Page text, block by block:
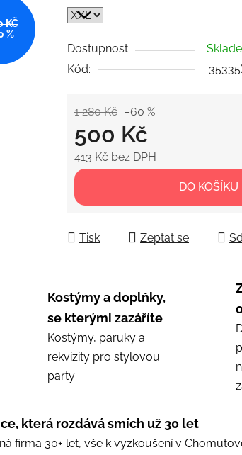
5
Dostupnost
Kód:
1 280 Kč –60 %
500 Kč
413 Kč bez DPH
Měrná cena:
DO KOŠÍKU
Tisk Zeptat se
KČ
%
Kostýmy a doplňky,
se kterými zazáříte
Kostýmy, paruky a
rekvizity pro stylovou
party
která rozdává smích už 30 let
firma 30+ let, vše k vyzkoušení v